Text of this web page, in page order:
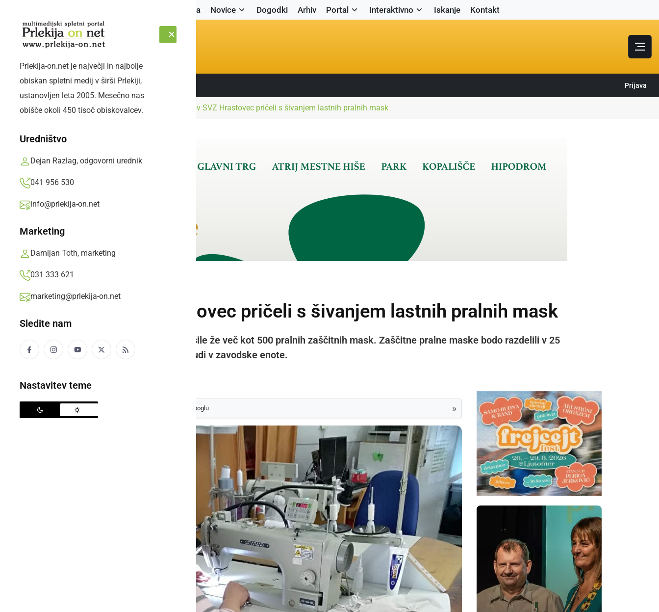
Naslovnica Novice Dogodki Arhiv Portal Interaktivno Iskanje Kontakt
SOBOTA, 8. AVGUST 2026 Sledite nam: Prijava
Prlekija-on.net je največji in najbolje
obiskan spletni medij v širši Prlekiji,
ustanovljen leta 2005. Mesečno nas
obišče okoli 450 tisoč obiskovalcev.
Uredništvo
Dejan Razlag, odgovorni urednik
041 956 530
info@prlekija-on.net
Marketing
Damijan Toth, marketing
031 333 621
marketing@prlekija-on.net
Sledite nam
Nastavitev teme
Naslovnica Kultura in izobraževanje Tudi v SVZ Hrastovec pričeli s šivanjem lastnih pralnih mask
Tudi v SVZ Hrastovec pričeli s šivanjem lastnih pralnih mask
Do danes so šivilje v zavodu sešile že več kot 500 pralnih zaščitnih mask. Zaščitne pralne maske bodo razdelili v 25
dislociranih bivalnih enotah in tudi v zavodske enote.
Izberite kot svoj prednostni vir na Googlu »